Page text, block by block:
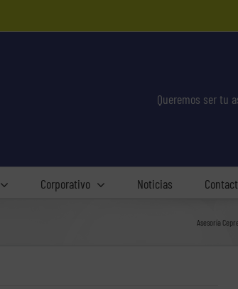
Queremos ser tu
Corporativo Noticias
Asesoría